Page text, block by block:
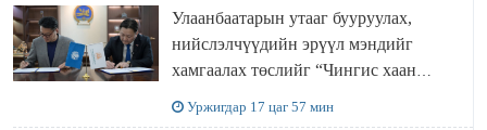
Улаанбаатарын утааг бууруулах,
нийслэлчүүдийн эрүүл мэндийг
хамгаалах төслийг “Чингис хаан
Уржигдар 17 цаг 57 мин